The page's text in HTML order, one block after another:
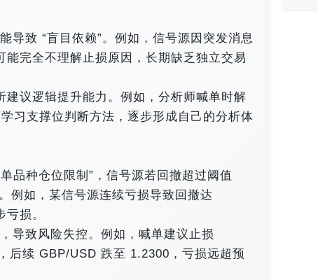
导致 “盲目依赖”。例如，信号源因突发消息
能完全不理解止损原因，长期缺乏独立交易
议逻辑提升能力。例如，分析师喊单时解
习支撑位判断方法，逐步形成自己的分析体
品种仓位限制”，信号源若回撤超过阈值
例如，某信号源连续亏损导致回撤达
损。​
导致风险失控。例如，喊单建议止损
后续 GBP/USD 跌至 1.2300，亏损远超预